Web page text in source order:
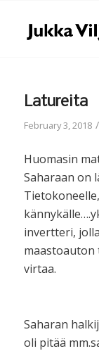
Latureita
February 3, 2018 /
Huomasin
Saharaan on
invertteri,
maastoauton
virtaa.
Saharan
oli pitää